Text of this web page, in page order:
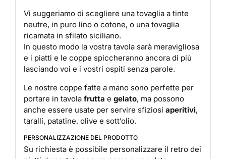
Vi suggeriamo di scegliere una tovaglia a tinte
neutre, in puro lino o cotone, o una tovaglia
ricamata in sfilato siciliano.
In questo modo la vostra tavola sarà meravigliosa
e i piatti e le coppe spiccheranno ancora di più
lasciando voi e i vostri ospiti senza parole.
Le nostre coppe fatte a mano sono perfette per
portare in tavola frutta e gelato, ma possono
anche essere usate per servire sfiziosi aperitivi,
taralli, patatine, olive e sott’olio.
PERSONALIZZAZIONE DEL PRODOTTO
Su richiesta è possibile personalizzare il retro dei